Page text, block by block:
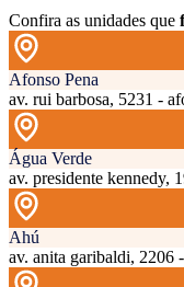
Confira as unidades que
Afonso Pena
av. rui barbosa, 5231 -
Água Verde
av. presidente kennedy,
Ahú
av. anita garibaldi, 2206